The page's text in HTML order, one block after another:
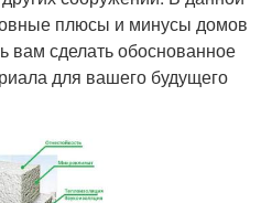
плюсы и минусы домов
вам сделать обоснованное
для вашего будущего